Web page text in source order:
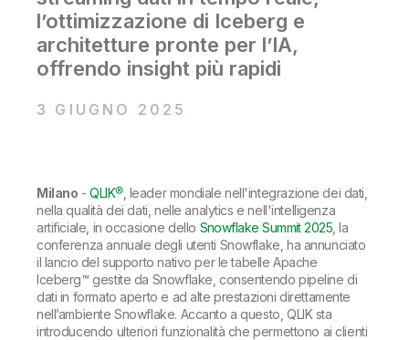
Onboarding
Documentazione di prodotto
Ultime notizie
Sedi nel mondo
Qlik
Talend
l’ottimizzazione di Iceberg e
architetture pronte per l’IA,
offrendo insight più rapidi
3 GIUGNO 2025
Milano -QLIK®, leader mondiale nell'integrazione dei dati,
nella qualità dei dati, nelle analytics e nell'intelligenza
artificiale, in occasione dello Snowflake Summit 2025 , la
conferenza annuale degli utenti Snowflake, ha annunciato
il lancio del supporto nativo per le tabelle Apache
Iceberg™ gestite da Snowflake, consentendo pipeline di
dati in formato aperto e ad alte prestazioni direttamente
nell’ambiente Snowflake. Accanto a questo, QLIK sta
introducendo ulteriori funzionalità che permettono ai clienti